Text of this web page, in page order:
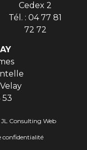
Cedex 2
Tél. : 04 77 81
72 72
53
JL Consulting Web
confidentialité